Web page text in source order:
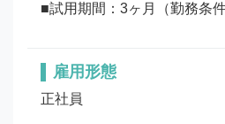
■試用期間：3ヶ月（勤務条
雇用形態
正社員